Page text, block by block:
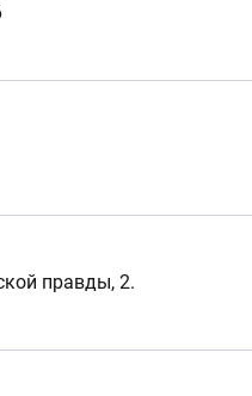
правды, 2.